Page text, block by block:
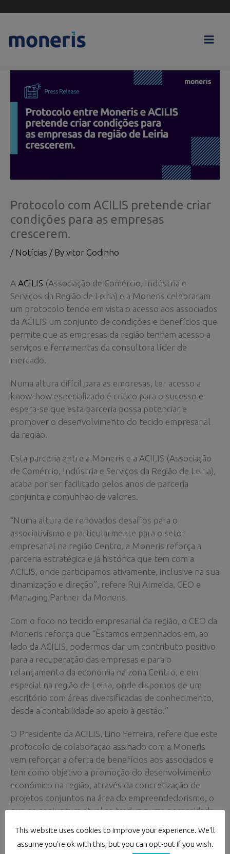
Protocolo com ACILIS pretende criar
condições para as empresas
crescerem.
/ Notícias / By vitor Godinho
A ACILIS (Associação de Comércio, Indústria e
Serviços da Região de Leiria) e a Moneris celebraram
um protocolo tendo em vista o acesso aos associados
da ACILIS um conjunto de condições e benefícios que
permite que as empresas da região tenham acesso a
serviços e ferramentas da consultora líder de
mercado.
Numa altura difícil para as empresas, ter acesso a
know-how especializado é critico para o sucesso e
espera-se que esta parceria possa potenciar e
promover o desenvolvimento do tecido empresarial
da região.
Esta parceria entre a Moneris e a ACILIS (Associação
de Comércio, Indústria e Serviços da Região de Leiria),
acaba por ser facilitado pelos anos de parceria
conjunta e comunhão de valores.
“Numa altura de renovados desafios para o
associativismo e particularmente para o setor
empresarial na região Centro, a Moneris reforça a
parceria estratégica e já histórica que tem com a
ACILIS, onde participamos ativamente, inclusive na sua
dinamização e direção”, refere Rui Almeida, CEO e
Managing Partner da Moneris.
Com o foco no tecido empresarial da região, o CEO da
Moneris reforça que “Estamos empenhados em, ao
lado da ACILIS, podermos dar um contributo positivo
para a recuperação das empresas e para o
relançamento da economia na zona Centro, e em
especial na região de Leiria, onde dispomos de um
escritório com áreas diversificadas de conhecimento,
desde a contabilidade ao apoio à gestão.”
O Presidente da ACILIS, Lino Ferreira, refere que este
protocolo de colaboração assinado com a Moneris
vem reforçar a oferta de benefícios aos associados e
tem como objetivo a promoção do desenvolvimento
económico na região, através da concretização de
projetos conjuntos na área do empreendedorismo, o
que na conjuntura atual se traduz numa necessidade
This website uses cookies to improve your experience. We'll
assume you're ok with this, but you can opt-out if you wish.